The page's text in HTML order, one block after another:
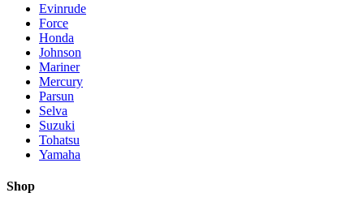
Evinrude
Force
Honda
Johnson
Mariner
Mercury
Parsun
Selva
Suzuki
Tohatsu
Yamaha
Shop